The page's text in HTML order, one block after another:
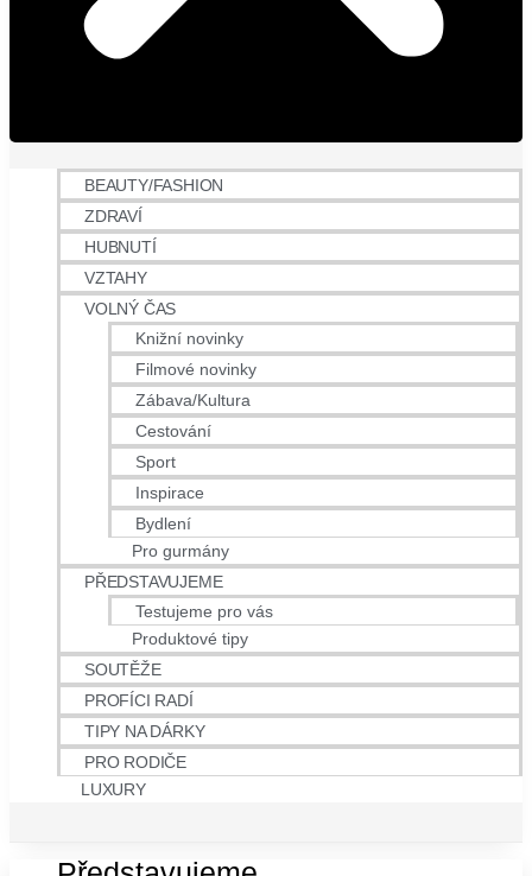
BEAUTY/FASHION
ZDRAVÍ
HUBNUTÍ
VZTAHY
VOLNÝ ČAS
Knižní novinky
Filmové novinky
Zábava/Kultura
Cestování
Sport
Inspirace
Bydlení
Pro gurmány
PŘEDSTAVUJEME
Testujeme pro vás
Produktové tipy
SOUTĚŽE
PROFÍCI RADÍ
TIPY NA DÁRKY
PRO RODIČE
LUXURY